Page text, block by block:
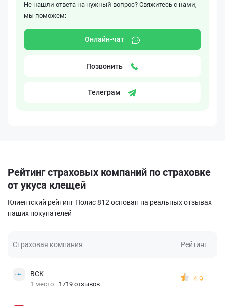
Не нашли ответа на нужный вопрос? Свяжитесь с нами,
мы поможем:
Онлайн-чат
Позвонить
Телеграм
Рейтинг страховых компаний по страховке
от укуса клещей
Клиентский рейтинг Полис 812 основан на реальных отзывах
наших покупателей
Страховая компания Рейтинг
ВСК
1 место 1719 отзывов
4.9